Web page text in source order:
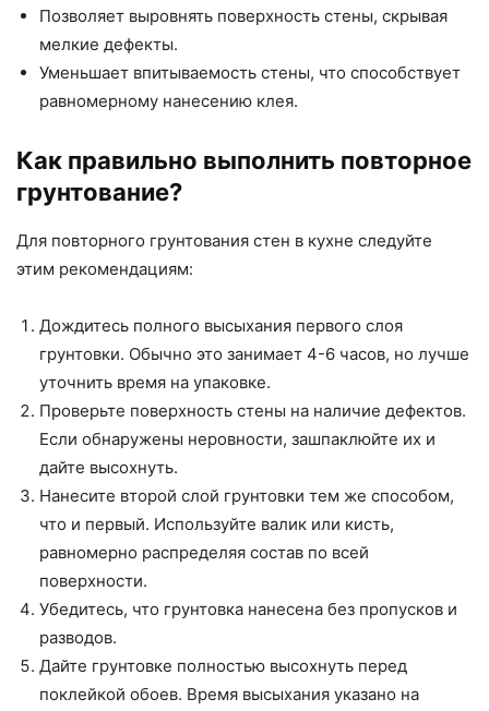
Позволяет выровнять поверхность стены, скрывая
мелкие дефекты.
Уменьшает впитываемость стены, что способствует
равномерному нанесению клея.
Как правильно выполнить повторное
грунтование?
Для повторного грунтования стен в кухне следуйте
этим рекомендациям:
Дождитесь полного высыхания первого слоя
грунтовки. Обычно это занимает 4-6 часов, но лучше
уточнить время на упаковке.
Проверьте поверхность стены на наличие дефектов.
Если обнаружены неровности, зашпаклюйте их и
дайте высохнуть.
Нанесите второй слой грунтовки тем же способом,
что и первый. Используйте валик или кисть,
равномерно распределяя состав по всей
поверхности.
Убедитесь, что грунтовка нанесена без пропусков и
разводов.
Дайте грунтовке полностью высохнуть перед
поклейкой обоев. Время высыхания указано на